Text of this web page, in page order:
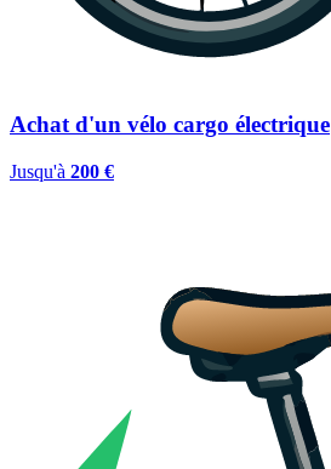
Achat d'un vélo cargo électrique
Jusqu'à 200 €